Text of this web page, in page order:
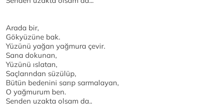
Arada bir,
Gökyüzüne bak.
Yüzünü yağan yağmura çevir.
Sana dokunan,
Yüzünü ıslatan,
Saçlarından süzülüp,
Bütün bedenini sarıp sarmalayan,
O yağmurum ben.
Senden uzakta olsam da..